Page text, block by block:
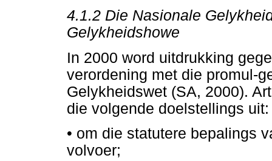
4.1.2 Die Nasionale
Gelykheidshowe
In 2000 word uitdrukking
verordening met die promul-
Gelykheidswet (SA, 2000).
die volgende doelstellings uit:
• om die statutere bepalings
volvoer;